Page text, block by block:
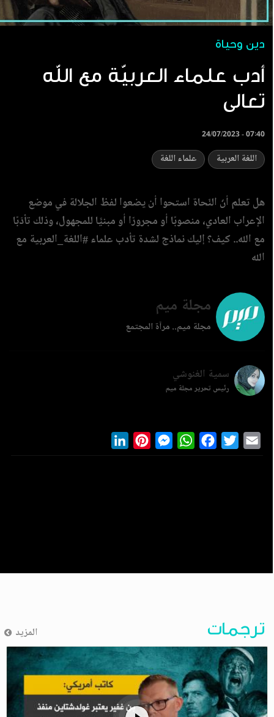
دين وحياة
أدب علماء العربيّة مع الله
تعالى
24/07/2023 - 07:40
اللغة العربية علماء اللغة
هل تعلم أنّ النّحاة استحوا أن يضعوا لفظ الجلالة في موضع
الإعراب العادي، منصوبًا أو مجرورًا أو مبنيًّا للمجهول، وذلك تأدّبًا
مع الله.. كيف؟ إليك نماذج لشدة تأدب علماء #اللغة_العربية مع
الله
مجلة ميم
مجلة ميم.. مرآة المجتمع
سمية الغنوشي
رئيس تحرير مجلة ميم
LinkedInPinterestMessengerWhatsAppFacebook
Twitter
ترجمات المزيد